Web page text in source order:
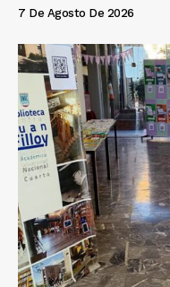
7 De Agosto De 2026